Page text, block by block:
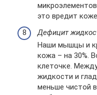
это вредит коже.
Дефицит
Наши мышцы и
кожа – на 30%.
клеточке.
жидкости и
меньше чистой